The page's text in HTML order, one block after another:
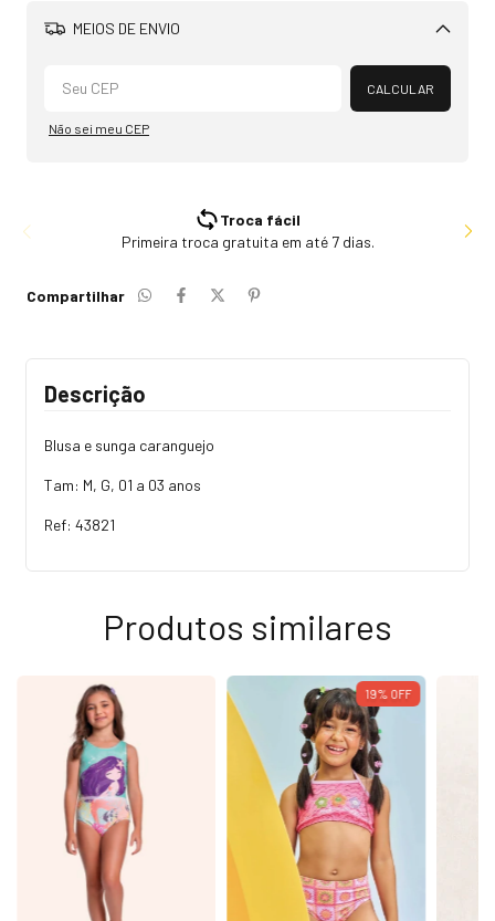
MEIOS DE ENVIO
Alterar CEP
CALCULAR
Não sei meu CEP
Troca fácil
Primeira troca gratuita em até 7 dias.
Compartilhar
Descrição
Blusa e sunga caranguejo
Tam: M, G, 01 a 03 anos
Ref: 43821
Produtos similares
19% OFF